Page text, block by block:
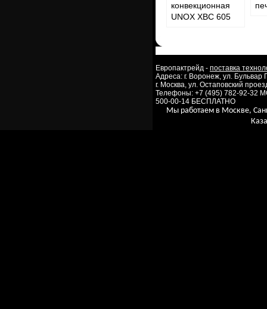
конвекционная
UNOX XBC 605
Европактрейд - поставка
Адреса: г. Воронеж, ул.
г. Москва, ул. Остаповский
Телефоны: +7 (495) 782-92-32
500-00-14 БЕСПЛАТНО
Мы работаем в Москве,